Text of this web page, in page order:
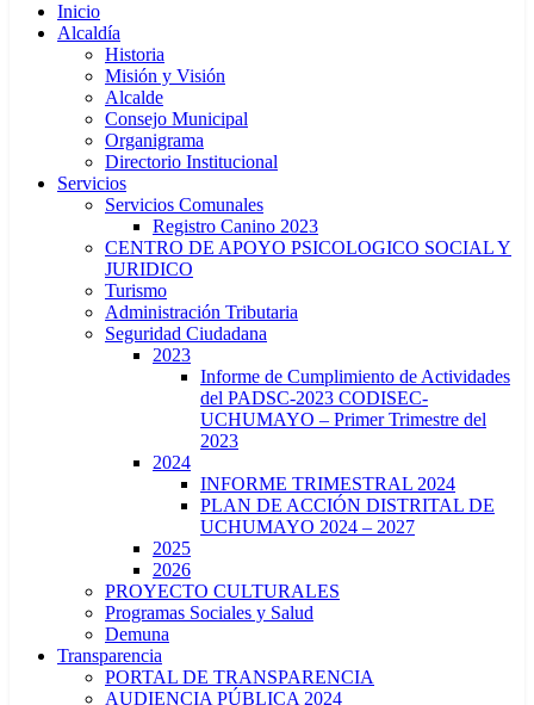
Inicio
Alcaldía
Historia
Misión y Visión
Alcalde
Consejo Municipal
Organigrama
Directorio Institucional
Servicios
Servicios Comunales
Registro Canino 2023
CENTRO DE APOYO PSICOLOGICO SOCIAL Y
JURIDICO
Turismo
Administración Tributaria
Seguridad Ciudadana
2023
Informe de Cumplimiento de Actividades
del PADSC-2023 CODISEC-
UCHUMAYO – Primer Trimestre del
2023
2024
INFORME TRIMESTRAL 2024
PLAN DE ACCIÓN DISTRITAL DE
UCHUMAYO 2024 – 2027
2025
2026
PROYECTO CULTURALES
Programas Sociales y Salud
Demuna
Transparencia
PORTAL DE TRANSPARENCIA
AUDIENCIA PÚBLICA 2024